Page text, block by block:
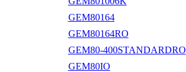
GEM80164
GEM80164RO
GEM80-400STANDARDRO
GEM80IO